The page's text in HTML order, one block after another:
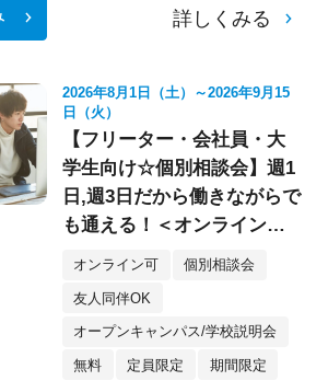
詳しくみる
2026年8月1日（土）～2026年9月15
日（火）
【フリーター・会社員・大
学生向け☆個別相談会】週1
日,週3日だから働きながらで
も通える！＜オンライン参
オンライン可 個別相談会
友人同伴OK
オープンキャンパス/学校説明会
無料 定員限定 期間限定